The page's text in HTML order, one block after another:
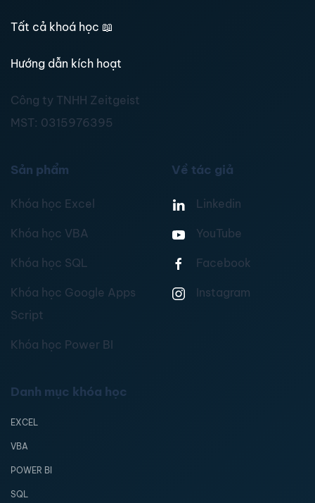
Tất cả khoá học 📖
Hướng dẫn kích hoạt
Công ty TNHH Zeitgeist
MST: 0315976395
Sản phẩm
Khóa học Excel
Khóa học VBA
Khóa học SQL
Khóa học Google Apps
Script
Khóa học Power BI
Về tác giả
Linkedin
YouTube
Facebook
Instagram
Danh mục khóa học
EXCEL
VBA
POWER BI
SQL